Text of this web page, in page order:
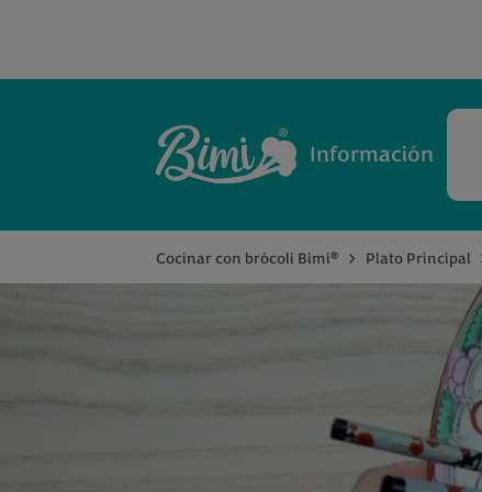
Información
Cocinar con brócoli Bimi® Plato Principal